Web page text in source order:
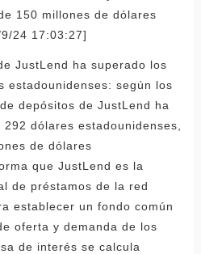
150 millones de dólares
24 17:03:27]
JustLend ha superado los
estadounidenses: según los
depósitos de JustLend ha
dólares estadounidenses,
de dólares
que JustLend es la
de préstamos de la red
establecer un fondo común
oferta y demanda de los
de interés se calcula